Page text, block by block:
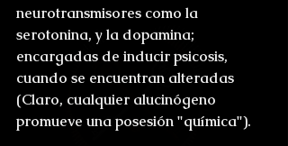
neurotransmisores como la
serotonina, y la dopamina;
encargadas de inducir psicosis,
cuando se encuentran alteradas
(Claro, cualquier alucinógeno
promueve una posesión "química").